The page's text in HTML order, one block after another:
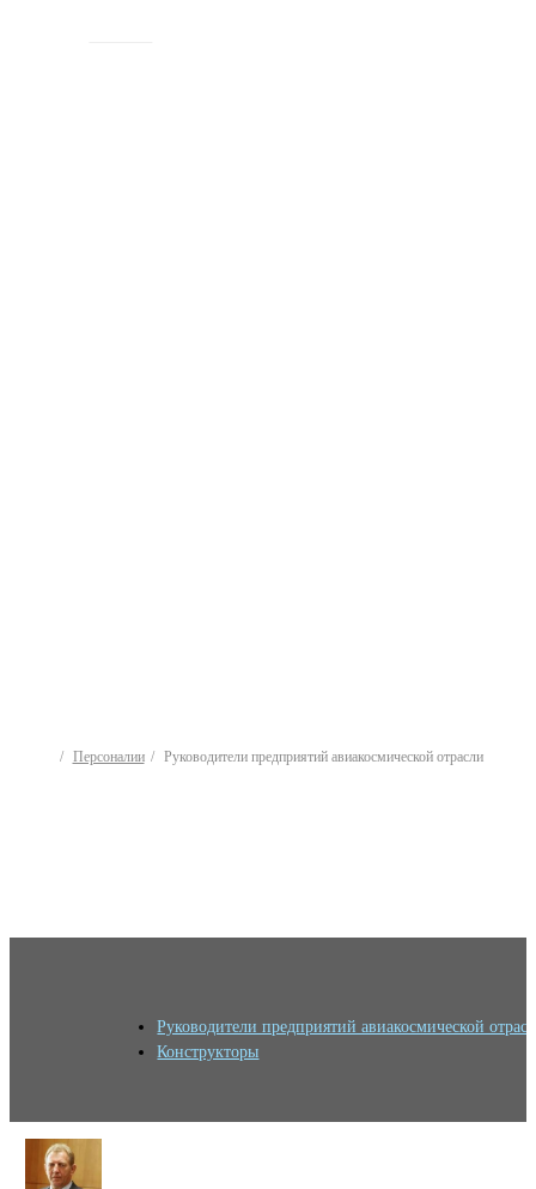
Персоналии Руководители предприятий авиакосмической отрасли
Руководители предприятий авиакосмической
Конструкторы